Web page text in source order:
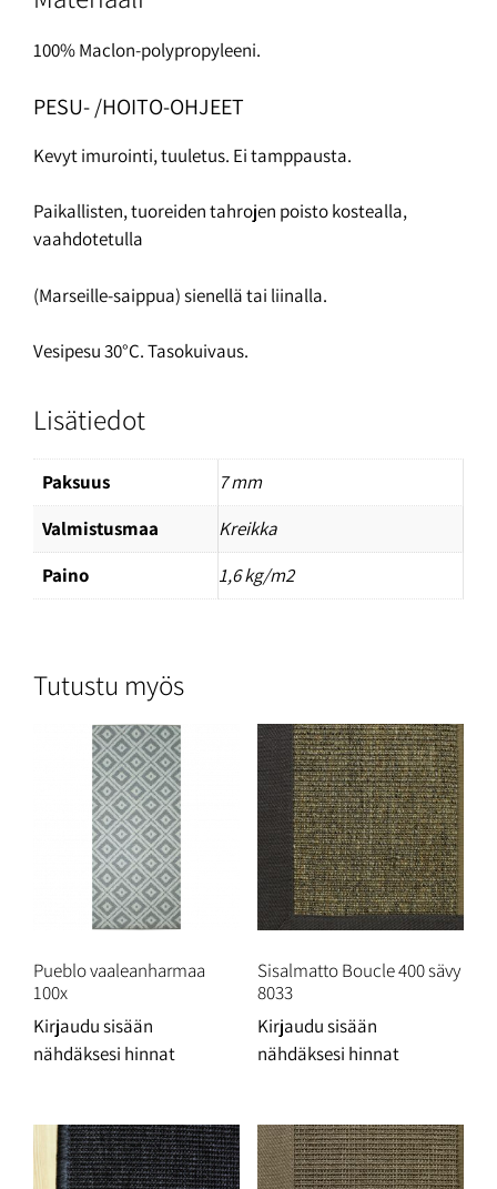
100% Maclon-polypropyleeni.
PESU- /HOITO-OHJEET
Kevyt imurointi, tuuletus. Ei tamppausta.
Paikallisten, tuoreiden tahrojen poisto kostealla,
vaahdotetulla
(Marseille-saippua) sienellä tai liinalla.
Vesipesu 30°C. Tasokuivaus.
Lisätiedot
Paksuus
7 mm
Valmistusmaa
Kreikka
Paino
1,6 kg/m2
Tutustu myös
Pueblo vaaleanharmaa
100x
Kirjaudu sisään
nähdäksesi hinnat
Sisalmatto Boucle 400 sävy
8033
Kirjaudu sisään
nähdäksesi hinnat